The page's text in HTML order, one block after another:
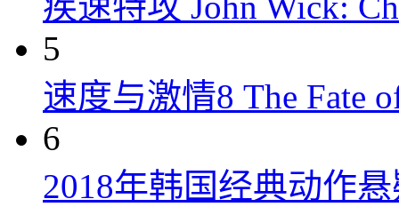
5
速度与激情8 The Fate
6
2018年韩国经典动作